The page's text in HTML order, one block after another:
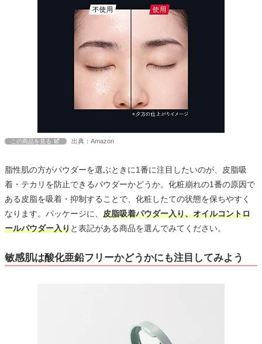
この商品を見る 出典：Amazon
脂性肌の方がパウダーを選ぶときに1番に注目したいのが、皮脂吸
着・テカリを防止できるパウダーかどうか。化粧崩れの1番の原因で
ある皮脂を吸着・抑制することで、化粧したての状態を保ちやすく
なります。パッケージに、 皮脂吸着パウダー入り、オイルコントロ
ールパウダー入りと表記がある商品を選んでみてください。
敏感肌は酸化亜鉛フリーかどうかにも注目してみよう